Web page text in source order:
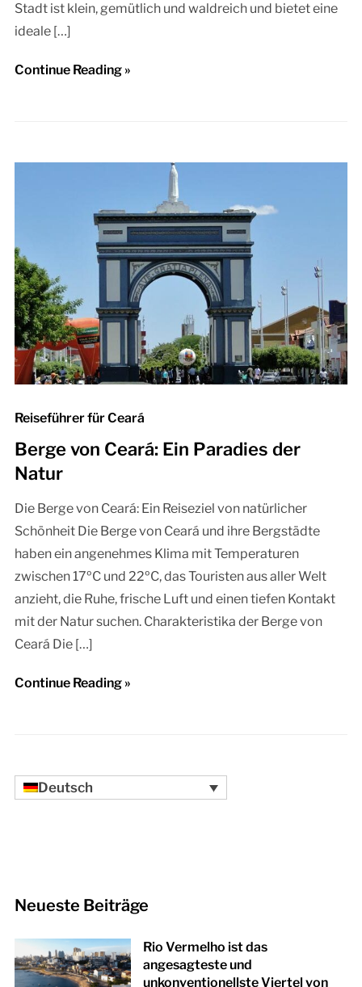
Stadt ist klein, gemütlich und waldreich und bietet eine
ideale […]
Continue Reading »
Reiseführer für Ceará
Berge von Ceará: Ein Paradies der
Natur
Die Berge von Ceará: Ein Reiseziel von natürlicher
Schönheit Die Berge von Ceará und ihre Bergstädte
haben ein angenehmes Klima mit Temperaturen
zwischen 17ºC und 22ºC, das Touristen aus aller Welt
anzieht, die Ruhe, frische Luft und einen tiefen Kontakt
mit der Natur suchen. Charakteristika der Berge von
Ceará Die […]
Continue Reading »
Deutsch
Neueste Beiträge
Rio Vermelho ist das
angesagteste und
unkonventionellste Viertel von